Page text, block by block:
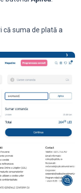
că suma de plată a